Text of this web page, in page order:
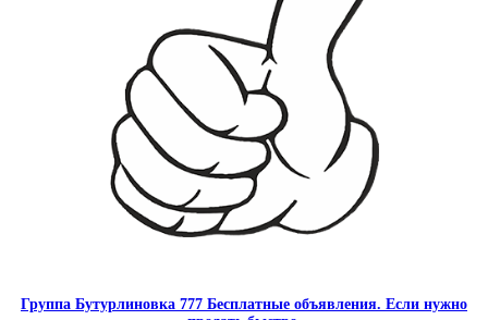
Группа Бутурлиновка 777 Бесплатные объявления. Если нужно